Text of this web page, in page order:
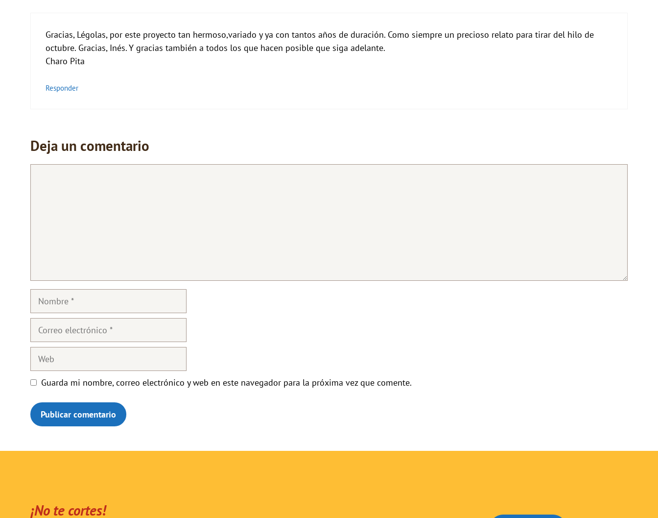
Gracias, Légolas, por este proyecto tan hermoso,variado y ya con tantos años de duración. Como siempre un precioso relato para tirar del hilo de
octubre. Gracias, Inés. Y gracias también a todos los que hacen posible que siga adelante.
Charo Pita
Responder
Deja un comentario
Nombre
Correo
Web
Guarda mi nombre, correo electrónico y web en este navegador para la próxima vez que comente.
¡No te cortes!